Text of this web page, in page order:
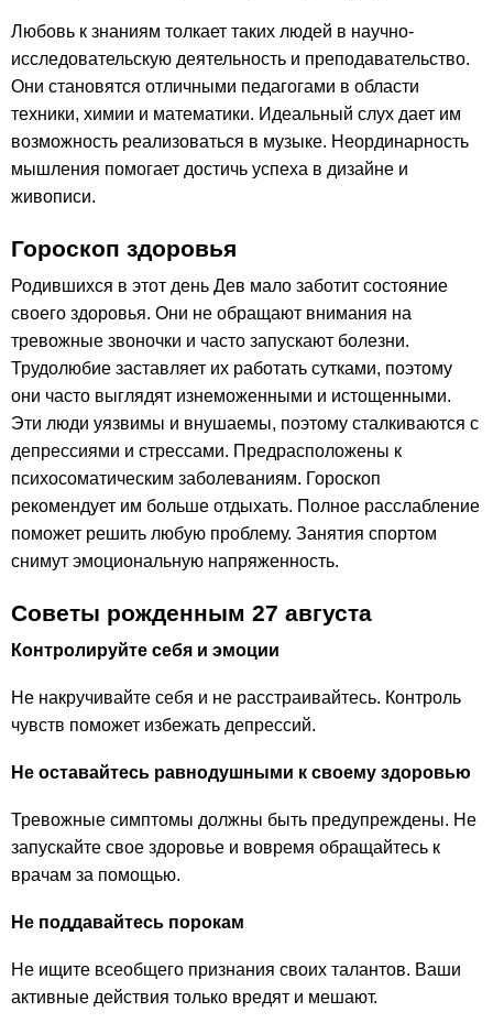
Любовь к знаниям толкает таких людей в научно-
исследовательскую деятельность и преподавательство.
Они становятся отличными педагогами в области
техники, химии и математики. Идеальный слух дает им
возможность реализоваться в музыке. Неординарность
мышления помогает достичь успеха в дизайне и
живописи.
Гороскоп здоровья
Родившихся в этот день Дев мало заботит состояние
своего здоровья. Они не обращают внимания на
тревожные звоночки и часто запускают болезни.
Трудолюбие заставляет их работать сутками, поэтому
они часто выглядят изнеможенными и истощенными.
Эти люди уязвимы и внушаемы, поэтому сталкиваются с
депрессиями и стрессами. Предрасположены к
психосоматическим заболеваниям. Гороскоп
рекомендует им больше отдыхать. Полное расслабление
поможет решить любую проблему. Занятия спортом
снимут эмоциональную напряженность.
Советы рожденным 27 августа
Контролируйте себя и эмоции
Не накручивайте себя и не расстраивайтесь. Контроль
чувств поможет избежать депрессий.
Не оставайтесь равнодушными к своему здоровью
Тревожные симптомы должны быть предупреждены. Не
запускайте свое здоровье и вовремя обращайтесь к
врачам за помощью.
Не поддавайтесь порокам
Не ищите всеобщего признания своих талантов. Ваши
активные действия только вредят и мешают.